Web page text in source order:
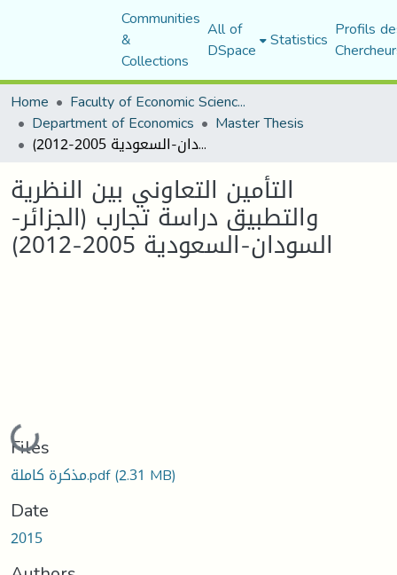
Communities
&
Collections
All of
DSpace Statistics Profils
Home
Faculty of Economic Sciences, Commerce and Management Sciences
Department of Economics Master Thesis
التأمين التعاوني بين النظرية والتطبيق دراسة تجارب (الجزائر-السودان-السعودية 2005-2012)
التأمين التعاوني بين النظرية
والتطبيق دراسة تجارب (الجزائر-
السودان-السعودية 2005-2012)
Loading...
Files
مذكرة كاملة.pdf(2.31 MB)
Date
2015